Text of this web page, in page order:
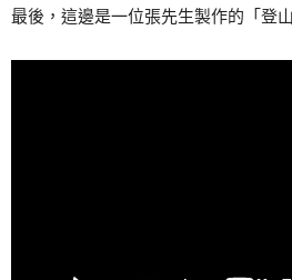
最後，這邊是一位張先生製作的「登